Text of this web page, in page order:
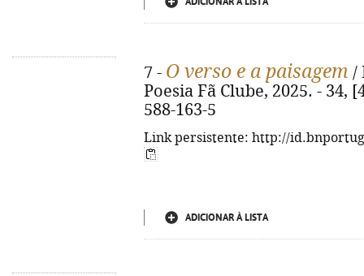
7 - O verso e a paisagem /
Poesia Fã Clube, 2025. - 34,
588-163-5
Link persistente: http://
ADICIONAR À LISTA